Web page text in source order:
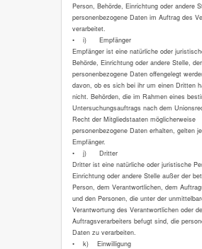
Person, Behörde, Einrichtung oder andere
personenbezogene Daten im Auftrag des
verarbeitet.
• i) Empfänger
Empfänger ist eine natürliche oder
Behörde, Einrichtung oder andere Stelle, der
personenbezogene Daten offengelegt
davon, ob es sich bei ihr um einen Dritten
nicht. Behörden, die im Rahmen eines
Untersuchungsauftrags nach dem
Recht der Mitgliedstaaten möglicherweise
personenbezogene Daten erhalten, gelten
Empfänger.
• j) Dritter
Dritter ist eine natürliche oder juristische
Einrichtung oder andere Stelle außer der
Person, dem Verantwortlichen, dem
und den Personen, die unter der
Verantwortung des Verantwortlichen oder
Auftragsverarbeiters befugt sind, die
Daten zu verarbeiten.
• k) Einwilligung